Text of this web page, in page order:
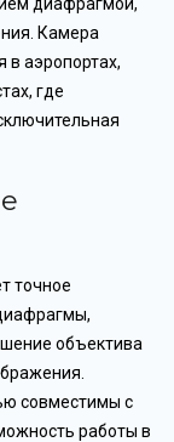
Камера
аэропортах,
где
точное
объектива
совместимы с
работы в